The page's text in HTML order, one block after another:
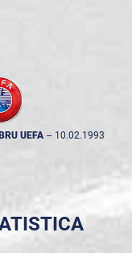
UEFA -- 10.02.1993